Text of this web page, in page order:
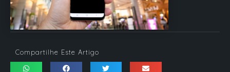
Compartilhe Este Artigo